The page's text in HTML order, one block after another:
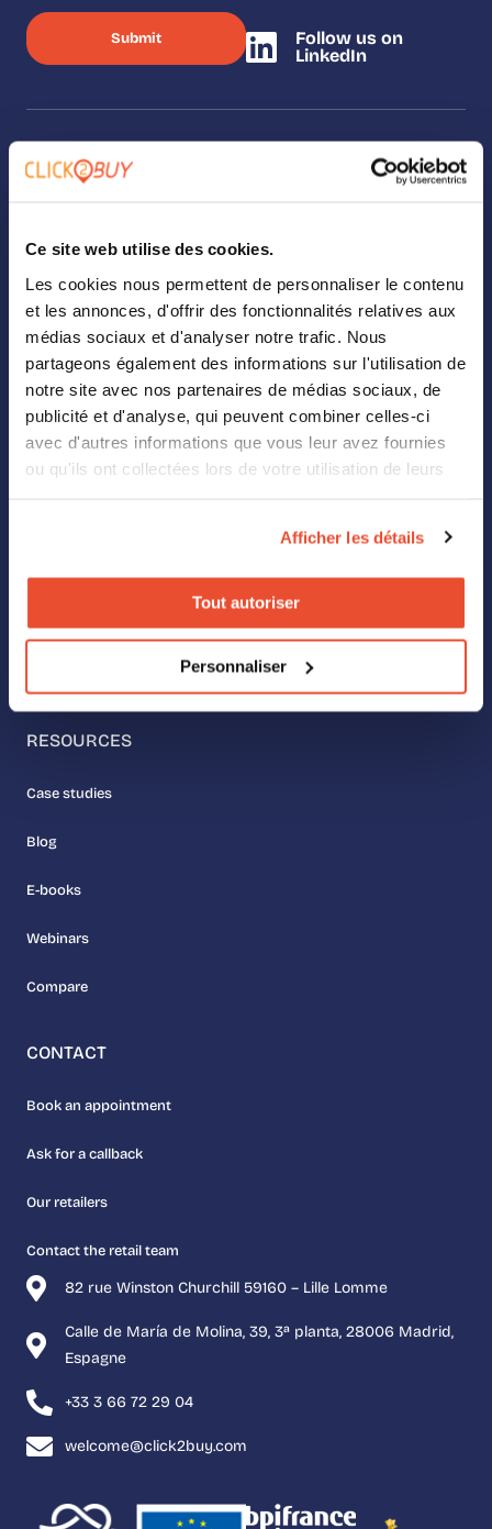
Ce site web utilise des cookies.
Les cookies nous permettent de personnaliser le contenu
et les annonces, d'offrir des fonctionnalités relatives aux
médias sociaux et d'analyser notre trafic. Nous
partageons également des informations sur l'utilisation de
notre site avec nos partenaires de médias sociaux, de
publicité et d'analyse, qui peuvent combiner celles-ci
avec d'autres informations que vous leur avez fournies
ou qu'ils ont collectées lors de votre utilisation de leurs
Afficher les détails
Tout autoriser
Personnaliser
Follow us on
LinkedIn
82 rue Winston Churchill 59160 – Lille Lomme
Calle de María de Molina, 39, 3ª planta, 28006 Madrid,
Espagne
+33 3 66 72 29 04
welcome@click2buy.com
SOLUTIONS
Analytics
Landing Page Builder
Digital Shelf
Retail Media
Our values
Meet the team
RESOURCES
Case studies
Blog
E-books
Webinars
Compare
CONTACT
Book an appointment
Ask for a callback
Our retailers
Contact the retail team